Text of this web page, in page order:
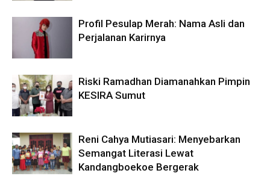
Profil Pesulap Merah: Nama Asli dan
Perjalanan Karirnya
Riski Ramadhan Diamanahkan Pimpin
KESIRA Sumut
Reni Cahya Mutiasari: Menyebarkan
Semangat Literasi Lewat
Kandangboekoe Bergerak